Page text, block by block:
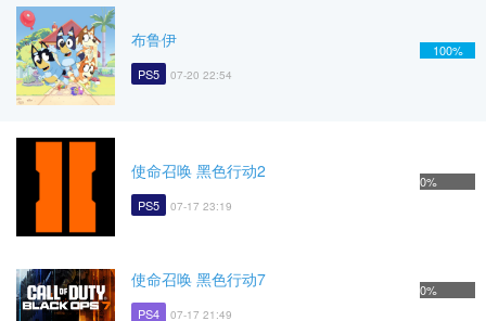
布鲁伊
PS5 07-20 22:54
100%
使命召唤 黑色行动2
PS5 07-17 23:19
0%
使命召唤 黑色行动7
PS4 07-17 21:49
0%